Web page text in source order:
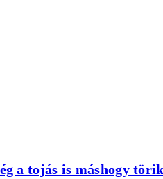
a tojás is máshogy